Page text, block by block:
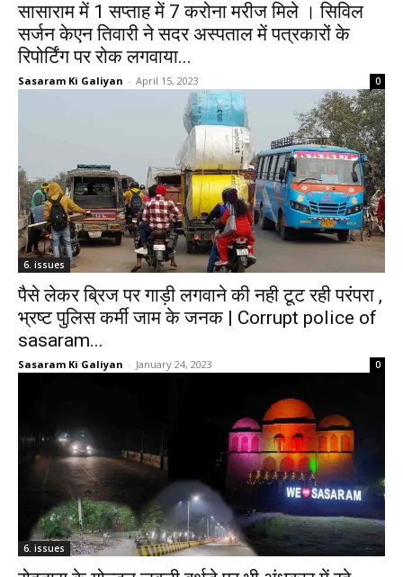
सासाराम में 1 सप्ताह में 7 करोना मरीज मिले । सिविल
सर्जन केएन तिवारी ने सदर अस्पताल में पत्रकारों के
रिपोर्टिंग पर रोक लगवाया...
Sasaram Ki Galiyan - April 15, 2023 0
6. issues
पैसे लेकर ब्रिज पर गाड़ी लगवाने की नही टूट रही परंपरा ,
भ्रष्ट पुलिस कर्मी जाम के जनक | Corrupt police of
sasaram...
Sasaram Ki Galiyan - January 24, 2023 0
6. issues